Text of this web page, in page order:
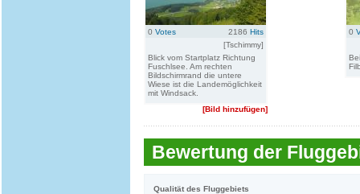
0 Votes 2186 Hits
[Tschimmy]
Blick vom Startplatz Richtung
Fuschlsee. Am rechten
Bildschirmrand die untere
Wiese ist die Landemöglichkeit
mit Windsack.
[Bild hinzufügen]
0
Bewertung der
Qualität des Fluggebiets